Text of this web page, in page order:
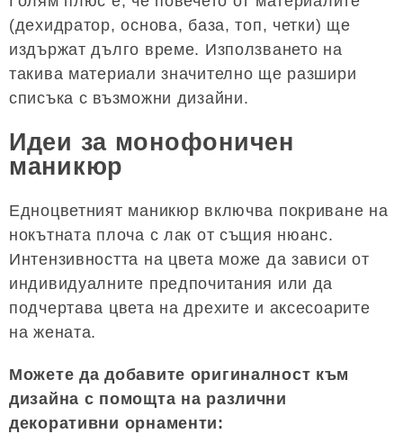
(дехидратор, основа, база, топ, четки) ще
издържат дълго време. Използването на
такива материали значително ще разшири
списъка с възможни дизайни.
Идеи за монофоничен
маникюр
Едноцветният маникюр включва покриване на
нокътната плоча с лак от същия нюанс.
Интензивността на цвета може да зависи от
индивидуалните предпочитания или да
подчертава цвета на дрехите и аксесоарите
на жената.
Можете да добавите оригиналност към
дизайна с помощта на различни
декоративни орнаменти: